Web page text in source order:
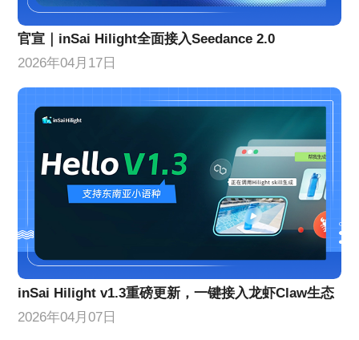
官宣｜inSai Hilight全面接入Seedance 2.0
2026年04月17日
inSai Hilight v1.3重磅更新，一键接入龙虾Claw生态
2026年04月07日